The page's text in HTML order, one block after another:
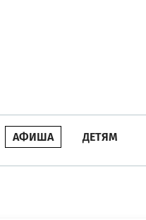
АФИША ДЕТЯМ